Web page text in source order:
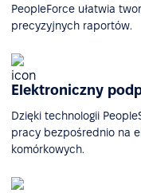
PeopleForce ułatwia
precyzyjnych raportów.
Elektroniczny
Dzięki technologii
pracy bezpośrednio na
komórkowych.